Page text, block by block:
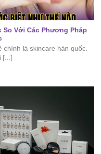
So Với Các Phương Pháp
là skincare hàn quốc.
[...]